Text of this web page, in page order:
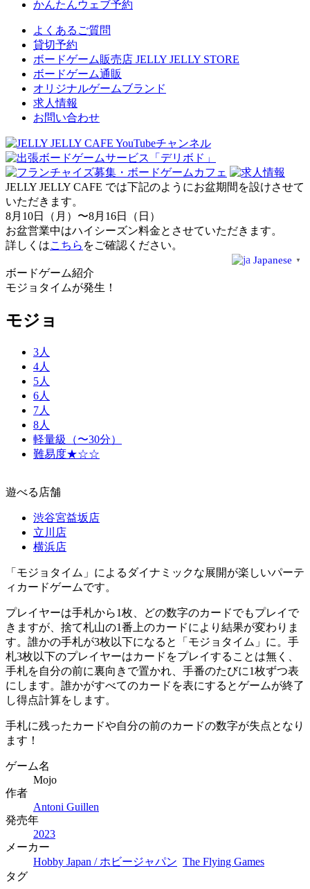
かんたんウェブ予約
よくあるご質問
貸切予約
ボードゲーム販売店 JELLY JELLY STORE
ボードゲーム通販
オリジナルゲームブランド
求人情報
お問い合わせ
JELLY JELLY CAFE では下記のようにお盆期間を設けさせて
いただきます。
8月10日（月）〜8月16日（日）
お盆営業中はハイシーズン料金とさせていただきます。
詳しくはこちら をご確認ください。
Japanese ▼
ボードゲーム紹介
モジョタイムが発生！
モジョ
3人
4人
5人
6人
7人
8人
軽量級（〜30分）
難易度★☆☆
遊べる店舗
渋谷宮益坂店
立川店
横浜店
「モジョタイム」によるダイナミックな展開が楽しいパーテ
ィカードゲームです。
プレイヤーは手札から1枚、どの数字のカードでもプレイで
きますが、捨て札山の1番上のカードにより結果が変わりま
す。誰かの手札が3枚以下になると「モジョタイム」に。手
札3枚以下のプレイヤーはカードをプレイすることは無く、
手札を自分の前に裏向きで置かれ、手番のたびに1枚ずつ表
にします。誰かがすべてのカードを表にするとゲームが終了
し得点計算をします。
手札に残ったカードや自分の前のカードの数字が失点となり
ます！
ゲーム名
Mojo
作者
Antoni Guillen
発売年
2023
メーカー
Hobby Japan / ホビージャパン The Flying Games
タグ